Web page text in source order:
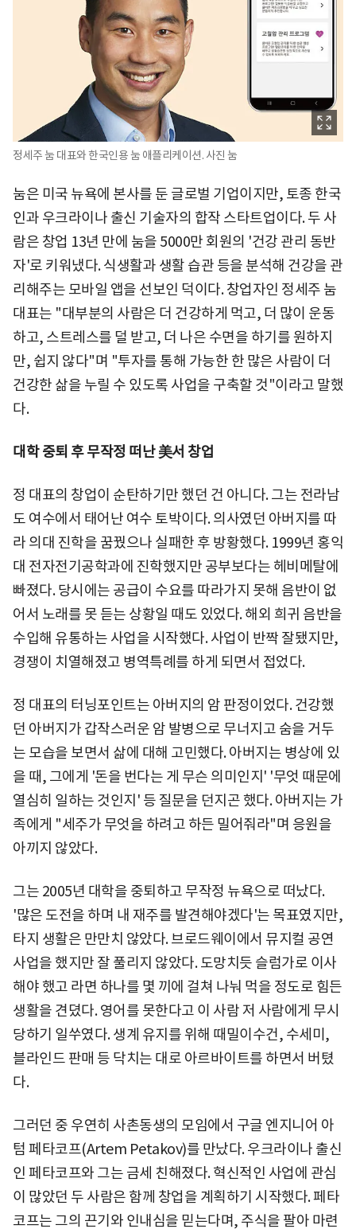
정세주 눔 대표와 한국인용 눔 애플리케이션. 사진 눔
눔은 미국 뉴욕에 본사를 둔 글로벌 기업이지만, 토종 한국
인과 우크라이나 출신 기술자의 합작 스타트업이다. 두 사
람은 창업 13년 만에 눔을 5000만 회원의 '건강 관리 동반
자'로 키워냈다. 식생활과 생활 습관 등을 분석해 건강을 관
리해주는 모바일 앱을 선보인 덕이다. 창업자인 정세주 눔
대표는 "대부분의 사람은 더 건강하게 먹고, 더 많이 운동
하고, 스트레스를 덜 받고, 더 나은 수면을 하기를 원하지
만, 쉽지 않다"며 "투자를 통해 가능한 한 많은 사람이 더
건강한 삶을 누릴 수 있도록 사업을 구축할 것"이라고 말했
다.
대학 중퇴 후 무작정 떠난 美서 창업
정 대표의 창업이 순탄하기만 했던 건 아니다. 그는 전라남
도 여수에서 태어난 여수 토박이다. 의사였던 아버지를 따
라 의대 진학을 꿈꿨으나 실패한 후 방황했다. 1999년 홍익
대 전자전기공학과에 진학했지만 공부보다는 헤비메탈에
빠졌다. 당시에는 공급이 수요를 따라가지 못해 음반이 없
어서 노래를 못 듣는 상황일 때도 있었다. 해외 희귀 음반을
수입해 유통하는 사업을 시작했다. 사업이 반짝 잘됐지만,
경쟁이 치열해졌고 병역특례를 하게 되면서 접었다.
정 대표의 터닝포인트는 아버지의 암 판정이었다. 건강했
던 아버지가 갑작스러운 암 발병으로 무너지고 숨을 거두
는 모습을 보면서 삶에 대해 고민했다. 아버지는 병상에 있
을 때, 그에게 '돈을 번다는 게 무슨 의미인지' '무엇 때문에
열심히 일하는 것인지' 등 질문을 던지곤 했다. 아버지는 가
족에게 "세주가 무엇을 하려고 하든 밀어줘라"며 응원을
아끼지 않았다.
그는 2005년 대학을 중퇴하고 무작정 뉴욕으로 떠났다.
'많은 도전을 하며 내 재주를 발견해야겠다'는 목표였지만,
타지 생활은 만만치 않았다. 브로드웨이에서 뮤지컬 공연
사업을 했지만 잘 풀리지 않았다. 도망치듯 슬럼가로 이사
해야 했고 라면 하나를 몇 끼에 걸쳐 나눠 먹을 정도로 힘든
생활을 견뎠다. 영어를 못한다고 이 사람 저 사람에게 무시
당하기 일쑤였다. 생계 유지를 위해 때밀이수건, 수세미,
블라인드 판매 등 닥치는 대로 아르바이트를 하면서 버텼
다.
그러던 중 우연히 사촌동생의 모임에서 구글 엔지니어 아
텀 페타코프(Artem Petakov)를 만났다. 우크라이나 출신
인 페타코프와 그는 금세 친해졌다. 혁신적인 사업에 관심
이 많았던 두 사람은 함께 창업을 계획하기 시작했다. 페타
코프는 그의 끈기와 인내심을 믿는다며, 주식을 팔아 마련